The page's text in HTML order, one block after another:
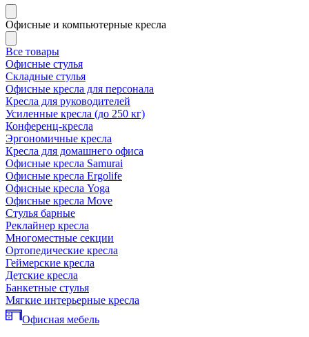
Офисные и компьютерные кресла
Все товары
Офисные стулья
Складные стулья
Офисные кресла для персонала
Кресла для руководителей
Усиленные кресла (до 250 кг)
Конференц-кресла
Эргономичные кресла
Кресла для домашнего офиса
Офисные кресла Samurai
Офисные кресла Ergolife
Офисные кресла Yoga
Офисные кресла Move
Стулья барные
Реклайнер кресла
Многоместные секции
Ортопедические кресла
Геймерские кресла
Детские кресла
Банкетные стулья
Мягкие интерьерные кресла
Офисная мебель